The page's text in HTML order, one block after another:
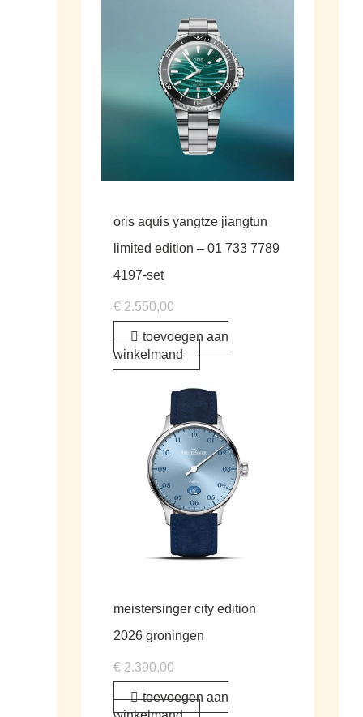
oris aquis yangtze jiangtun
limited edition – 01 733 7789
4197-set
€ 2.550,00
toevoegen aan
winkelmand
meistersinger city edition
2026 groningen
€ 2.390,00
toevoegen aan